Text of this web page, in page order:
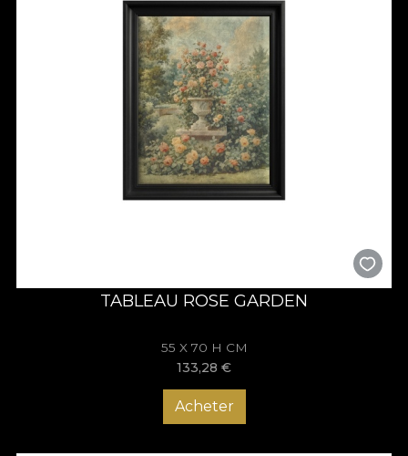
TABLEAU ROSE GARDEN
55 X 70 H CM
133,28 €
Acheter